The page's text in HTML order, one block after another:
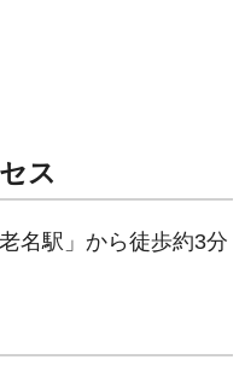
ス
名駅」から徒歩約3分